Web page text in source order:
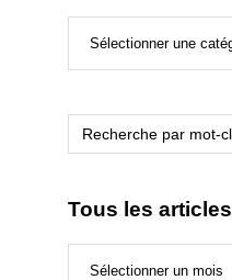
Search
for:
Tous les articles